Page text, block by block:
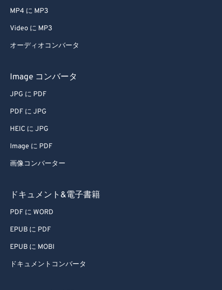
MP4 に MP3
Video に MP3
オーディオコンバータ
Image コンバータ
JPG に PDF
PDF に JPG
HEIC に JPG
Image に PDF
画像コンバーター
ドキュメント&電子書籍
PDF に WORD
EPUB に PDF
EPUB に MOBI
ドキュメントコンバータ